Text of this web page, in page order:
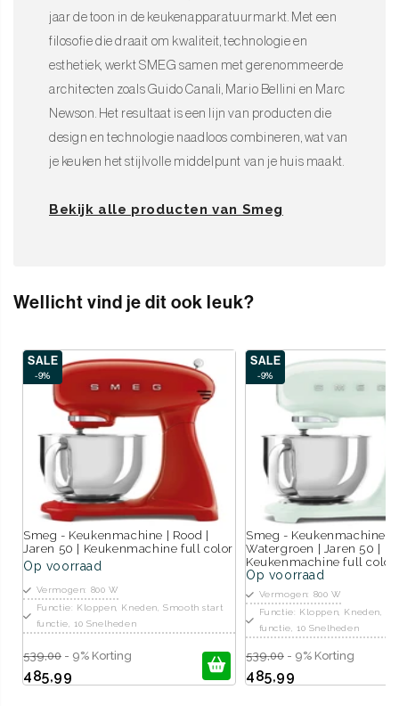
jaar de toon in de keukenapparatuurmarkt. Met een
filosofie die draait om kwaliteit, technologie en
esthetiek, werkt SMEG samen met gerenommeerde
architecten zoals Guido Canali, Mario Bellini en Marc
Newson. Het resultaat is een lijn van producten die
design en technologie naadloos combineren, wat van
je keuken het stijlvolle middelpunt van je huis maakt.
Bekijk alle producten van Smeg
Wellicht vind je dit ook leuk?
SALE
-9%
Smeg - Keukenmachine | Rood |
Jaren 50 | Keukenmachine full color
Op voorraad
Vermogen: 800 W
Functie: Kloppen, Kneden, Smooth start
functie, 10 Snelheden
539,00 - 9% Korting
485,99
SALE
-9%
Smeg - Keukenmachine |
Watergroen | Jaren 50 |
Keukenmachine full color
Op voorraad
Vermogen: 800 W
Functie: Kloppen, Kneden,
functie, 10 Snelheden
539,00 - 9% Korting
485,99